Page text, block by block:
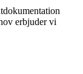
erbjuder vi